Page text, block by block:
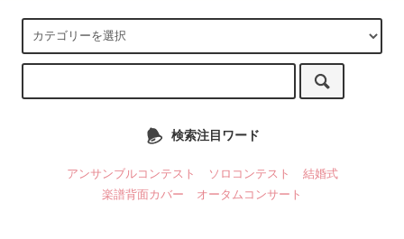
検索注目ワード
アンサンブルコンテスト ソロコンテスト
結婚式
楽譜背面カバー
オータムコンサート